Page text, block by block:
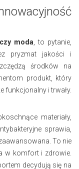
moda , to pytanie,
pryzmat jakości i
środków na
produkt, który
funkcjonalny i trwały.
materiały,
sprawia,
To nie
w komfort i zdrowie.
decydują się na